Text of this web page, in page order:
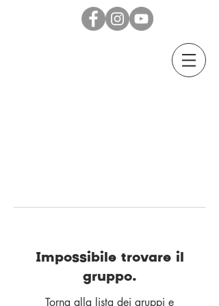
Impossibile trovare il
gruppo.
Torna alla lista dei gruppi e